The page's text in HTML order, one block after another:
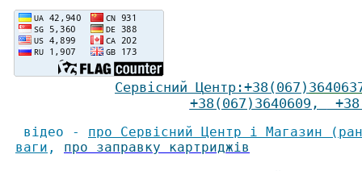
Сервісний Центр :+38(067)
+38(067)3640609 ,
відео - про Сервісний Центр і Магазин
ваги , про заправку картриджів